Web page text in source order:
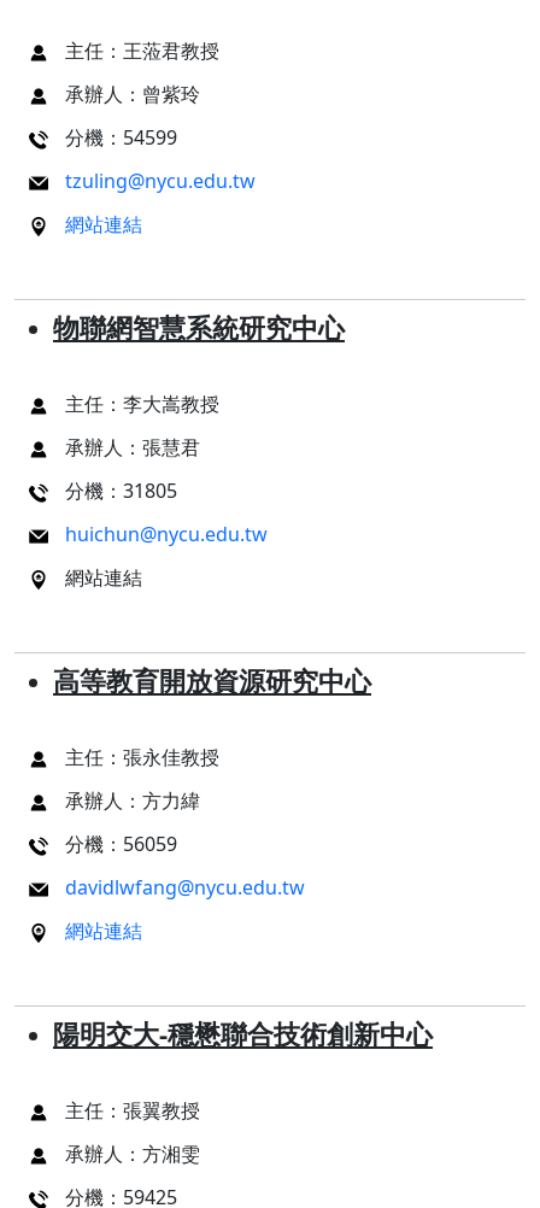
主任：王蒞君教授
承辦人：曾紫玲
分機：54599
tzuling@nycu.edu.tw
網站連結
物聯網智慧系統研究中心
主任：李大嵩教授
承辦人：張慧君
分機：31805
huichun@nycu.edu.tw
網站連結
高等教育開放資源研究中心
主任：張永佳教授
承辦人：方力緯
分機：56059
davidlwfang@nycu.edu.tw
網站連結
陽明交大-穩懋聯合技術創新中心
主任：張翼教授
承辦人：方湘雯
分機：59425